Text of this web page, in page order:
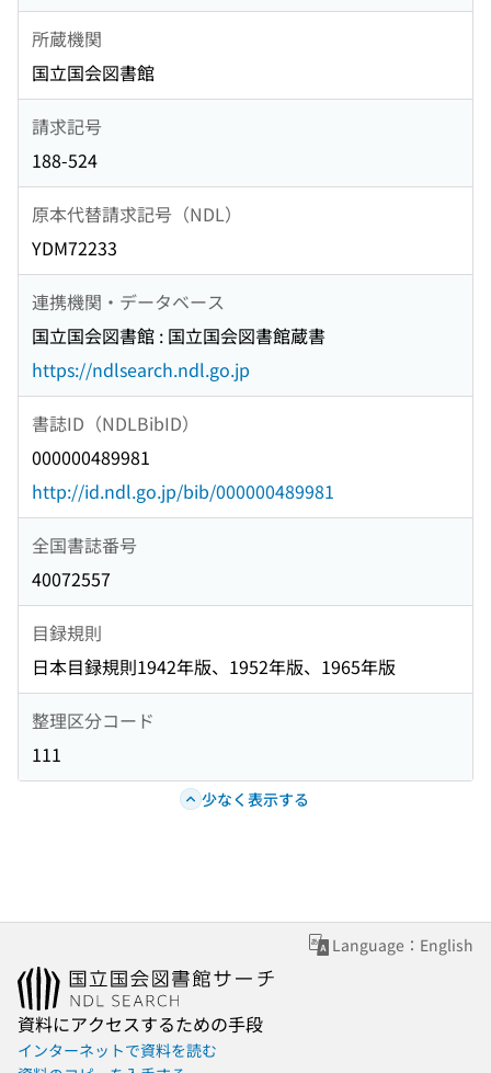
所蔵機関
国立国会図書館
請求記号
188-524
原本代替請求記号（NDL）
YDM72233
連携機関・データベース
国立国会図書館 : 国立国会図書館蔵書
https://ndlsearch.ndl.go.jp
書誌ID（NDLBibID）
000000489981
http://id.ndl.go.jp/bib/000000489981
全国書誌番号
40072557
目録規則
日本目録規則1942年版、1952年版、1965年版
整理区分コード
111
少なく表示する
Language：English
資料にアクセスするための手段
インターネットで資料を読む